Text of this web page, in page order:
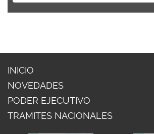
INICIO
NOVEDADES
PODER EJECUTIVO
TRAMITES NACIONALES